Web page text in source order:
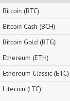
Bitcoin (BTC)
Bitcoin Cash (BCH)
Bitcoin Gold (BTG)
Ethereum (ETH)
Ethereum Classic (ETC)
Litecoin (LTC)